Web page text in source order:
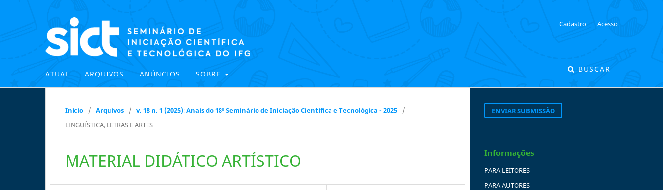
ATUAL ARQUIVOS ANÚNCIOS SOBRE
BUSCAR
Cadastro Acesso
Início / Arquivos / v. 18 n. 1 (2025): Anais do 18º Seminário de Iniciação Científica e Tecnológica - 2025
/
LINGUÍSTICA, LETRAS E ARTES
MATERIAL DIDÁTICO ARTÍSTICO
ENVIAR SUBMISSÃO
Informações
PARA LEITORES
PARA AUTORES